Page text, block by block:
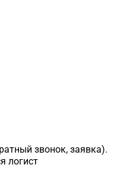
звонок, заявка).
логист